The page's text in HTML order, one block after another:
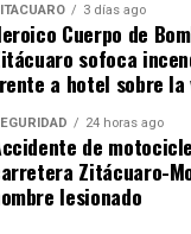
3 días ago
Cuerpo de
sofoca
a hotel sobre la
24 horas ago
de
Zitácuaro-
lesionado